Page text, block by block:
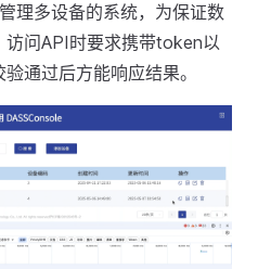
理多设备的系统，为保证数
问API时要求携带token以
通过后方能响应结果。